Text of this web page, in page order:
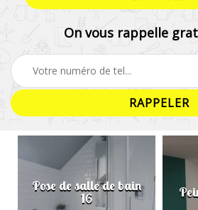
On vous rappelle
Pose de salle de bain
16